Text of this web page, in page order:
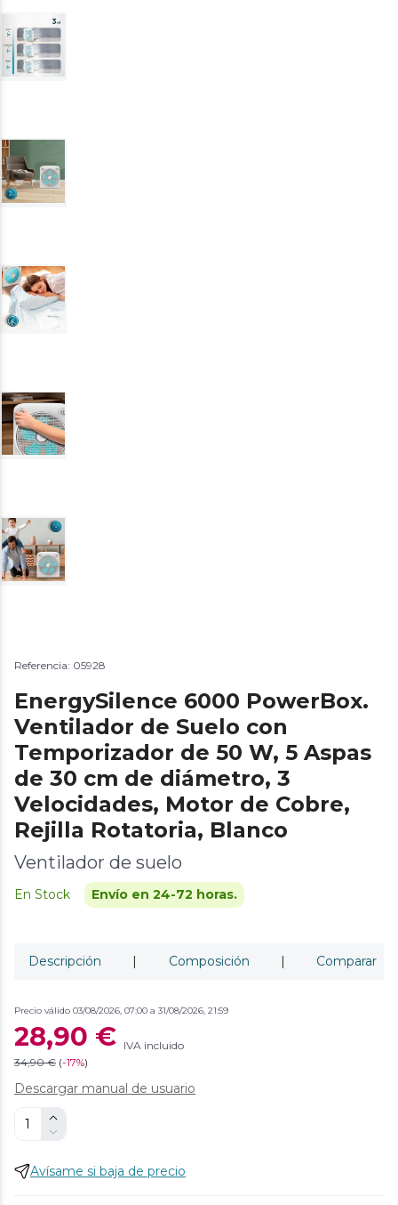
Referencia: 05928
EnergySilence 6000 PowerBox.
Ventilador de Suelo con
Temporizador de 50 W, 5 Aspas
de 30 cm de diámetro, 3
Velocidades, Motor de Cobre,
Rejilla Rotatoria, Blanco
Ventilador de suelo
En Stock Envío en 24-72 horas.
Descripción | Composición | Comparar
Precio válido 03/08/2026, 07:00 a 31/08/2026, 21:59
28,90 € IVA incluido
34,90 € (-17%)
Descargar manual de usuario
Avísame si baja de precio